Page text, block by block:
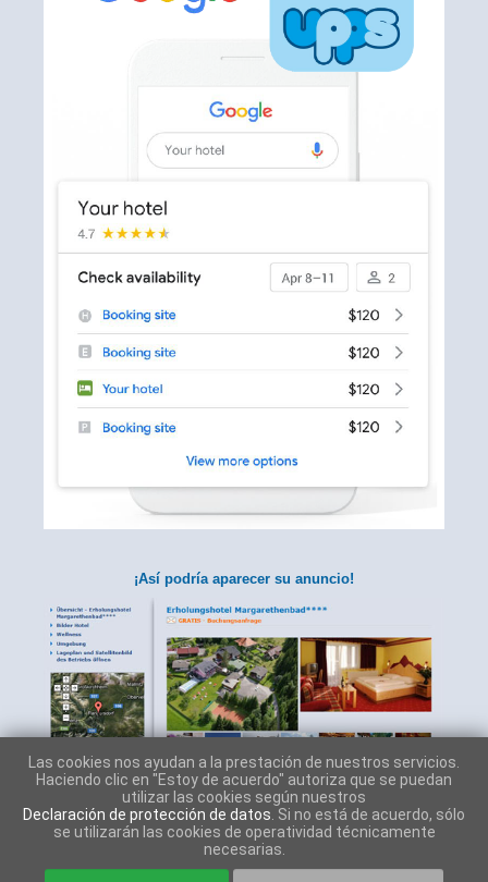
¡Así podría aparecer su anuncio!
Las cookies nos ayudan a la prestación de nuestros servicios.
Haciendo clic en "Estoy de acuerdo" autoriza que se puedan
utilizar las cookies según nuestros
Declaración de protección de datos . Si no está de acuerdo, sólo
se utilizarán las cookies de operatividad técnicamente
necesarias.